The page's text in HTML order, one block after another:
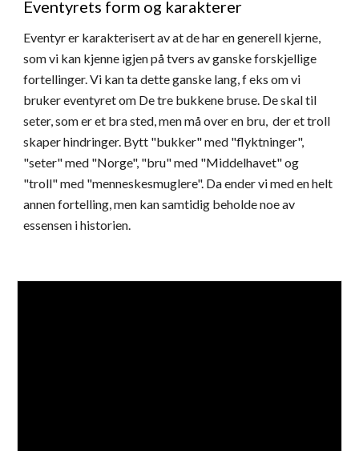
Eventyrets form og karakterer
Eventyr er karakterisert av at de har en generell kjerne,
som vi kan kjenne igjen på tvers av ganske forskjellige
fortellinger. Vi kan ta dette ganske lang, f eks om vi
bruker eventyret om De tre bukkene bruse. De skal til
seter, som er et bra sted, men må over en bru,  der et troll
skaper hindringer. Bytt "bukker" med "flyktninger",
"seter" med "Norge", "bru" med "Middelhavet" og
"troll" med "menneskesmuglere". Da ender vi med en helt
annen fortelling, men kan samtidig beholde noe av
essensen i historien.